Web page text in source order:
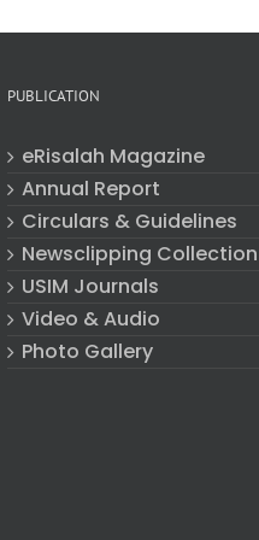
PUBLICATION
eRisalah Magazine
Annual Report
Circulars & Guidelines
Newsclipping Collection
USIM Journals
Video & Audio
Photo Gallery